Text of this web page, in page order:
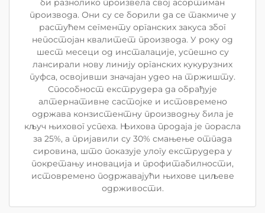
производа. Они су се борили да се такмиче у
растућем сегменту органских закуса због
непостојан квалитет производа. У року од
шест месеци од инсталације, успешно су
лансирали нову линију органских кукурузних
пуфса, освојивши значајан удео на тржишту.
Способност екструдера да обрађује
алтернативне састојке и истовремено
одржава конзистентну производњу била је
кључ њиховог успеха. Њихова продаја је порасла
за 25%, а пријавили су 30% смањење отпада
сировина, што показује улогу екструдера у
покретању иновација и профитабилности,
истовремено подржавајући њихове циљеве
одрживости.